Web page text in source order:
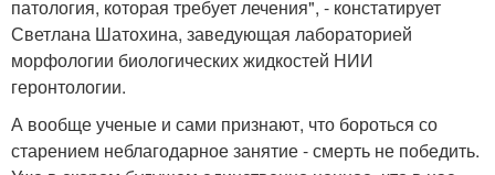
патология, которая требует лечения", - констатирует
Светлана Шатохина, заведующая лабораторией
морфологии биологических жидкостей НИИ
геронтологии.
А вообще ученые и сами признают, что бороться со
старением неблагодарное занятие - смерть не победить.